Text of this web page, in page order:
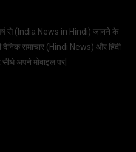
से (India News in Hindi) जानने के
समाचार (Hindi News) और हिंदी
अपने मोबाइल पर|